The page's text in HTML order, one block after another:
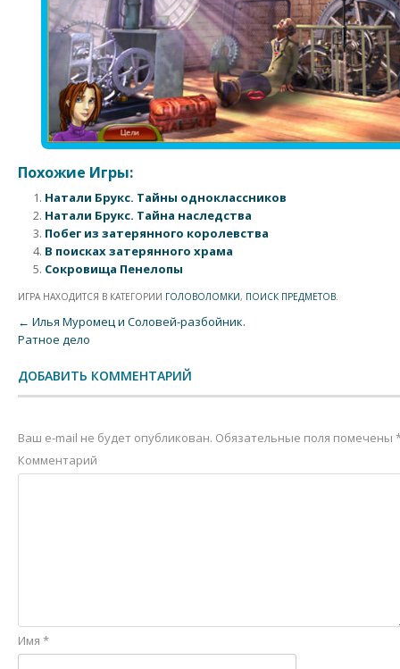
Похожие Игры:
Натали Брукс. Тайны одноклассников
Натали Брукс. Тайна наследства
Побег из затерянного королевства
В поисках затерянного храма
Сокровища Пенелопы
ИГРА НАХОДИТСЯ В КАТЕГОРИИ ГОЛОВОЛОМКИ, ПОИСК ПРЕДМЕТОВ.
Post navigation
← Илья Муромец и Соловей-разбойник.
Ратное дело
ДОБАВИТЬ КОММЕНТАРИЙ
Ваш e-mail не будет опубликован. Обязательные поля помечены
Комментарий
Имя *